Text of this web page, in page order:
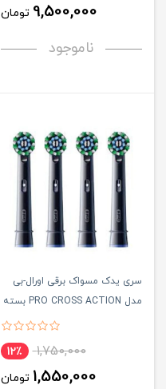
9,500,000 تومان
ناموجود
سری یدک مسواک برقی اورال-بی
مدل PRO CROSS ACTION بسته
1,750,000 12٪
1,550,000 تومان